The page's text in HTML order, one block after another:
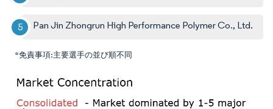
Pan Jin Zhongrun High Performance Polymer Co., Ltd.
*免責事項:主要選手の並び順不同